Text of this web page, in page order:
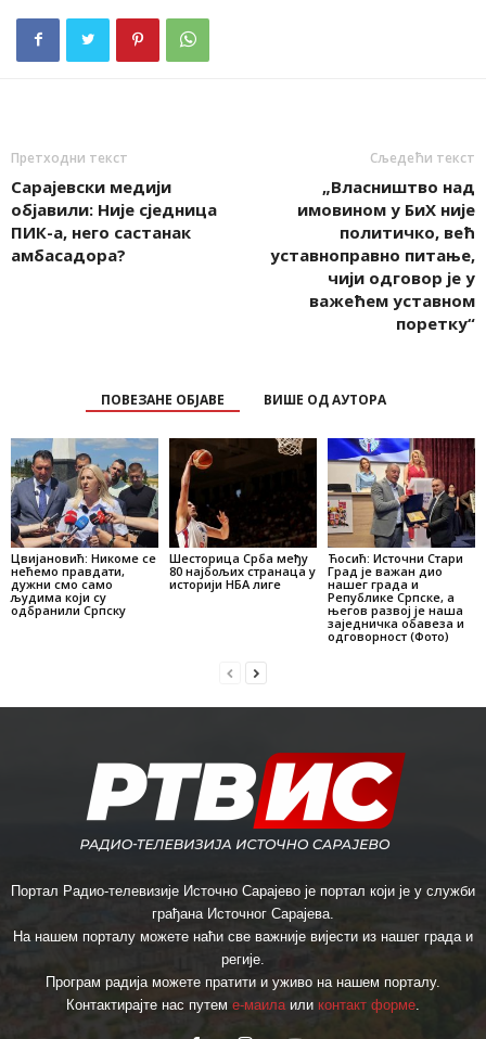
Претходни текст
Сарајевски медији
објавили: Није сједница
ПИК-а, него састанак
амбасадора?
Сљедећи текст
„Власништво над
имовином у БиХ није
политичко, већ
уставноправно питање,
чији одговор је у
важећем уставном
поретку“
ПОВЕЗАНЕ ОБЈАВЕ ВИШЕ ОД АУТОРА
Цвијановић: Никоме се
нећемо правдати,
дужни смо само
људима који су
одбранили Српску
Шесторица Срба међу
80 најбољих странаца у
историји НБА лиге
Ћосић: Источни Стари
Град је важан дио
нашег града и
Републике Српске, а
његов развој је наша
заједничка обавеза и
одговорност (Фото)
Портал Радио-телевизије Источно Сарајево је портал који је у служби
грађана Источног Сарајева.
На нашем порталу можете наћи све важније вијести из нашег града и
регије.
Програм радија можете пратити и уживо на нашем порталу.
Контактирајте нас путем е-маилаили контакт форме.